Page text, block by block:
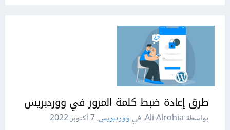
طرق إعادة ضبط كلمة المرور في ووردبريس
بواسطة Ali Alrohia، في ووردبريس،7 أكتوبر 2022